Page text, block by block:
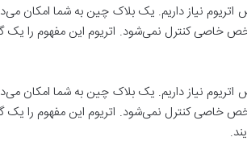
نیاز داریم. یک بلاک چین به شما امکان می‌دهد
کنترل نمی‌شود. اتریوم این مفهوم را یک گام
نیاز داریم. یک بلاک چین به شما امکان می‌دهد
کنترل نمی‌شود. اتریوم این مفهوم را یک گام